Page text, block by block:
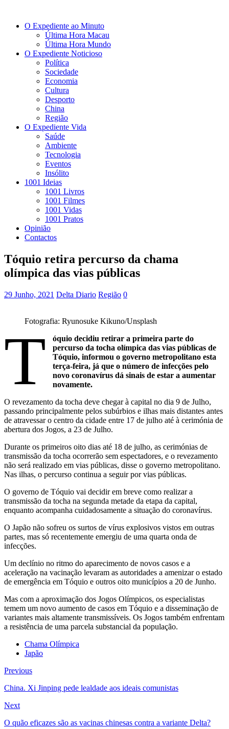
O Expediente ao Minuto
Última Hora Macau
Última Hora Mundo
O Expediente Noticioso
Política
Sociedade
Economia
Cultura
Desporto
China
Região
O Expediente Vida
Saúde
Ambiente
Tecnologia
Eventos
Insólito
1001 Ideias
1001 Livros
1001 Filmes
1001 Vidas
1001 Pratos
Opinião
Contactos
Tóquio retira percurso da chama
olímpica das vias públicas
29 Junho, 2021 Delta Diario Região 0
Fotografia: Ryunosuke Kikuno/Unsplash
T
óquio decidiu retirar a primeira parte do
percurso da tocha olímpica das vias públicas de
Tóquio, informou o governo metropolitano esta
terça-feira, já que o número de infecções pelo
novo coronavírus dá sinais de estar a aumentar
novamente.
O revezamento da tocha deve chegar à capital no dia 9 de Julho,
passando principalmente pelos subúrbios e ilhas mais distantes antes
de atravessar o centro da cidade entre 17 de julho até à cerimónia de
abertura dos Jogos, a 23 de Julho.
Durante os primeiros oito dias até 18 de julho, as cerimónias de
transmissão da tocha ocorrerão sem espectadores, e o revezamento
não será realizado em vias públicas, disse o governo metropolitano.
Nas ilhas, o percurso continua a seguir por vias públicas.
O governo de Tóquio vai decidir em breve como realizar a
transmissão da tocha na segunda metade da etapa da capital,
enquanto acompanha cuidadosamente a situação do coronavírus.
O Japão não sofreu os surtos de vírus explosivos vistos em outras
partes, mas só recentemente emergiu de uma quarta onda de
infecções.
Um declínio no ritmo do aparecimento de novos casos e a
aceleração na vacinação levaram as autoridades a amenizar o estado
de emergência em Tóquio e outros oito municípios a 20 de Junho.
Mas com a aproximação dos Jogos Olímpicos, os especialistas
temem um novo aumento de casos em Tóquio e a disseminação de
variantes mais altamente transmissíveis. Os Jogos também enfrentam
a resistência de uma parcela substancial da população.
Chama Olímpica
Japão
Previous
China. Xi Jinping pede lealdade aos ideais comunistas
Next
O quão eficazes são as vacinas chinesas contra a variante Delta?